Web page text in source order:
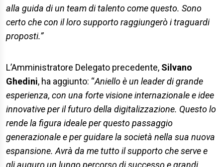
alla guida di un team di talento come questo. Sono
certo che con il loro supporto raggiungerò i traguardi
proposti.”
L’Amministratore Delegato precedente, Silvano
Ghedini, ha aggiunto: “Aniello è un leader di grande
esperienza, con una forte visione internazionale e idee
innovative per il futuro della digitalizzazione. Questo lo
rende la figura ideale per questo passaggio
generazionale e per guidare la società nella sua nuova
espansione. Avrà da me tutto il supporto che serve e
gli auguro un lungo percorso di successo e grandi